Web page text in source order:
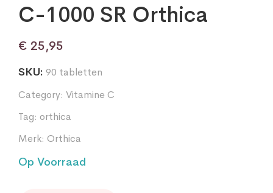
C-1000 SR Orthica
€ 25,95
SKU: 90 tabletten
Category: Vitamine C
Tag: orthica
Merk: Orthica
Op Voorraad